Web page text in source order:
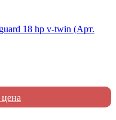
18 hp v-twin (Арт.